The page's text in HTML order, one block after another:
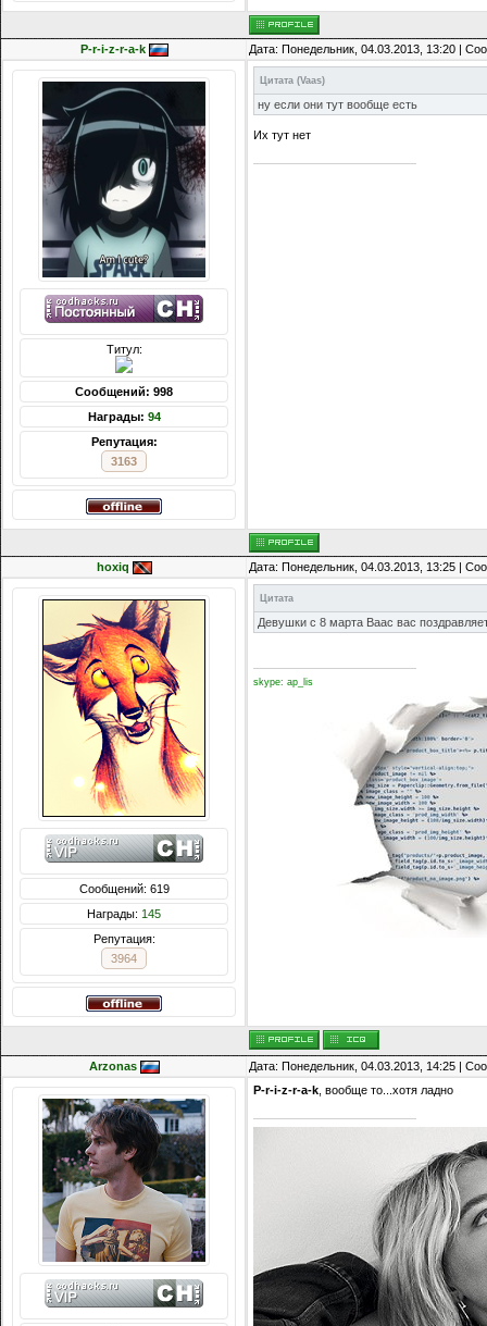
P-r-i-z-r-a-k Дата: Понедельник, 04.03.2013, 13:20 |
Титул:
Сообщений: 998
Награды: 94
Репутация:
3163
Цитата (Vaas)
ну если они тут вообще есть
Их тут нет
hoxiq Дата: Понедельник, 04.03.2013, 13:25 |
Сообщений: 619
Награды: 145
Репутация:
3964
Цитата
Девушки с 8 марта Ваас вас
skype: ap_lis
Arzonas Дата: Понедельник, 04.03.2013, 14:25 |
P-r-i-z-r-a-k , вообще то...хотя ладно